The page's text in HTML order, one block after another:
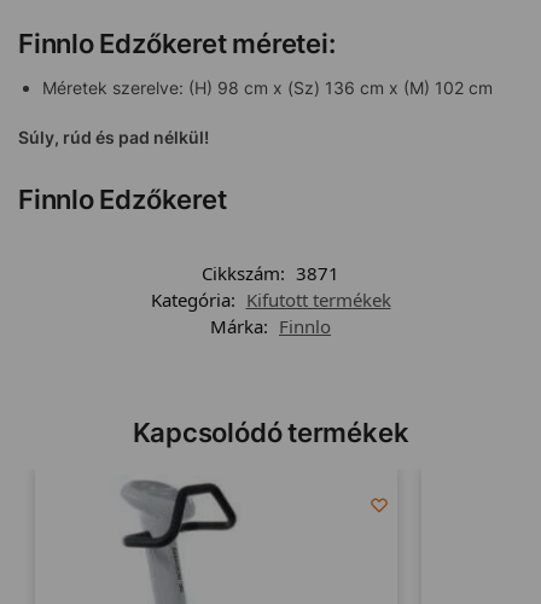
Finnlo Edzőkeret méretei:
Méretek szerelve: (H) 98 cm x (Sz) 136 cm x (M) 102 cm
Súly, rúd és pad nélkül!
Finnlo Edzőkeret
Cikkszám: 3871
Kategória: Kifutott termékek
Márka: Finnlo
Kapcsolódó termékek